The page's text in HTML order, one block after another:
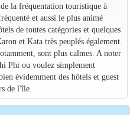
la fréquentation touristique à
et aussi le plus animé
de toutes catégories et quelques
et Kata très peuplés également.
sont plus calmes. A noter
Phi ou voulez simplement
évidemment des hôtels et guest
de l'île.